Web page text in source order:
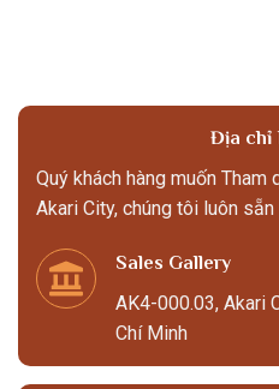
Địa chỉ
Quý khách hàng muốn Tham
Akari City, chúng tôi luôn sẵn
Sales Gallery
AK4-000.03, Akari
Chí Minh